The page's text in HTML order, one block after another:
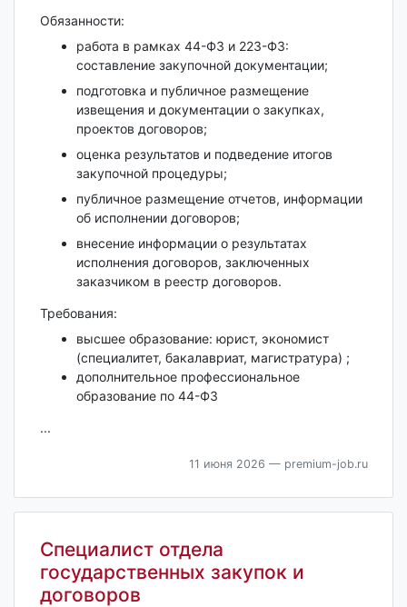
Обязанности:
работа в рамках 44-ФЗ и 223-ФЗ:
составление закупочной документации;
подготовка и публичное размещение
извещения и документации о закупках,
проектов договоров;
оценка результатов и подведение итогов
закупочной процедуры;
публичное размещение отчетов, информации
об исполнении договоров;
внесение информации о результатах
исполнения договоров, заключенных
заказчиком в реестр договоров.
Требования:
высшее образование: юрист, экономист
(специалитет, бакалавриат, магистратура) ;
дополнительное профессиональное
образование по 44-ФЗ
...
11 июня 2026 — premium-job.ru
Специалист отдела
государственных закупок и
договоров